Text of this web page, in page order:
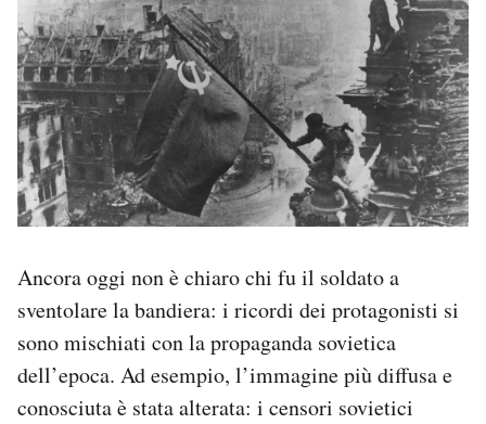
Esci
Ancora oggi non è chiaro chi fu il soldato a
sventolare la bandiera: i ricordi dei protagonisti si
sono mischiati con la propaganda sovietica
dell’epoca. Ad esempio, l’immagine più diffusa e
conosciuta è stata alterata: i censori sovietici